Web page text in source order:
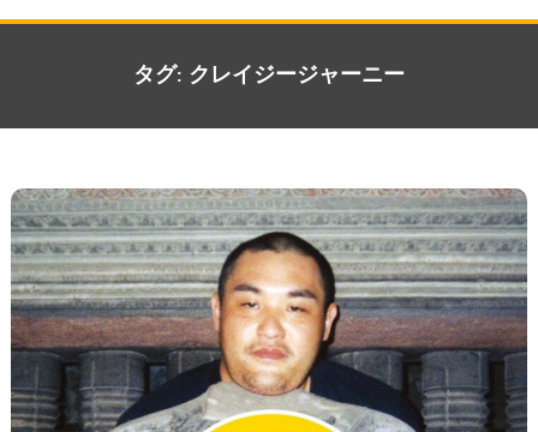
タグ: クレイジージャーニー